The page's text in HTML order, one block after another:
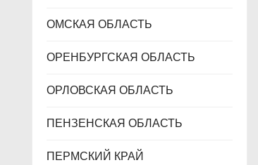
ОМСКАЯ ОБЛАСТЬ
ОРЕНБУРГСКАЯ ОБЛАСТЬ
ОРЛОВСКАЯ ОБЛАСТЬ
ПЕНЗЕНСКАЯ ОБЛАСТЬ
ПЕРМСКИЙ КРАЙ